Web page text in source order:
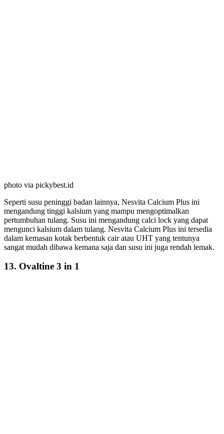
photo via pickybest.id
Seperti susu peninggi badan lainnya, Nesvita Calcium Plus ini
mengandung tinggi kalsium yang mampu mengoptimalkan
pertumbuhan tulang. Susu ini mengandung calci lock yang dapat
mengunci kalsium dalam tulang. Nesvita Calcium Plus ini tersedia
dalam kemasan kotak berbentuk cair atau UHT yang tentunya
sangat mudah dibawa kemana saja dan susu ini juga rendah lemak.
13. Ovaltine 3 in 1